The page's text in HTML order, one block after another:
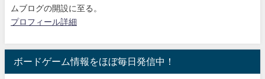
ムブログの開設に至る。
プロフィール詳細
ボードゲーム情報をほぼ毎日発信中！